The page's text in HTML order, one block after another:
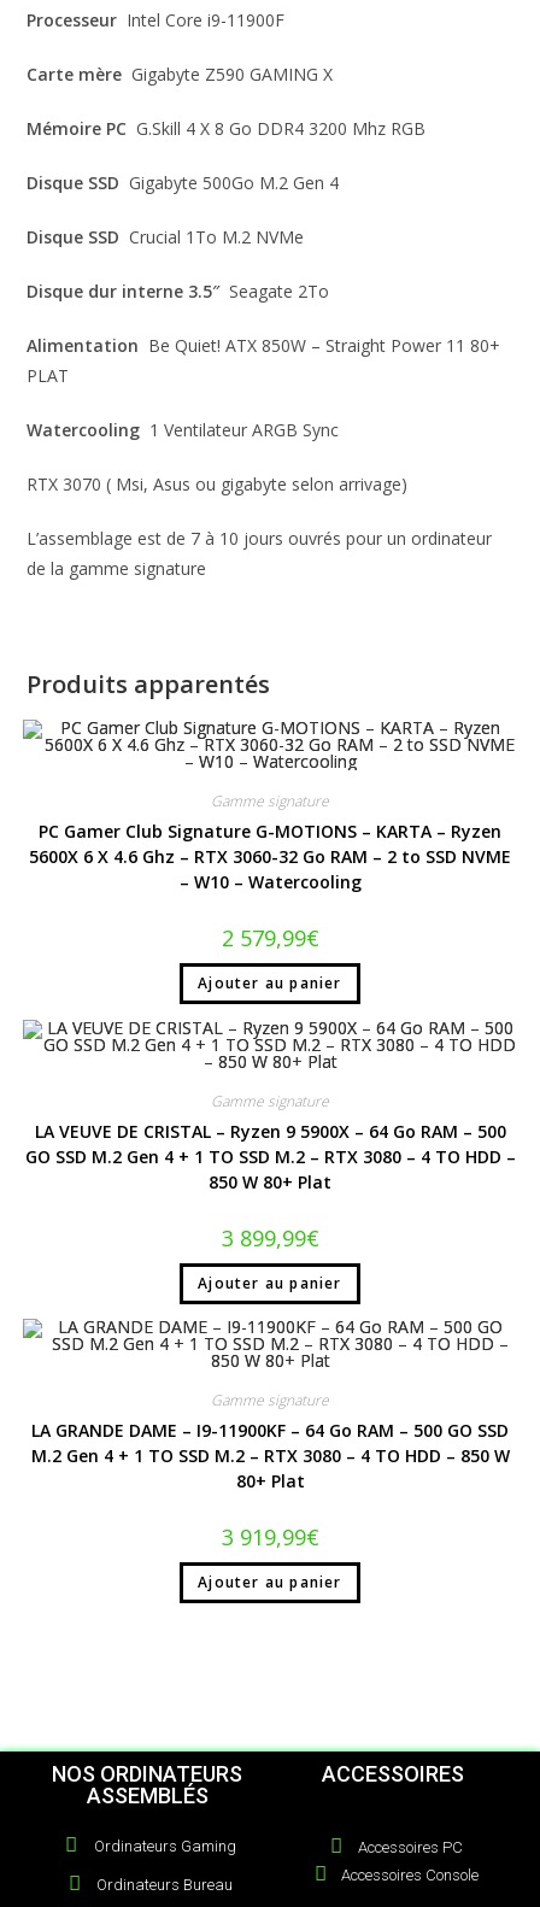
Processeur Intel Core i9-11900F
Carte mère Gigabyte Z590 GAMING X
Mémoire PC G.Skill 4 X 8 Go DDR4 3200 Mhz RGB
Disque SSD Gigabyte 500Go M.2 Gen 4
Disque SSD Crucial 1To M.2 NVMe
Disque dur interne 3.5″Seagate 2To
Alimentation Be Quiet! ATX 850W – Straight Power 11 80+
PLAT
Watercooling 1 Ventilateur ARGB Sync
RTX 3070 ( Msi, Asus ou gigabyte selon arrivage)
L’assemblage est de 7 à 10 jours ouvrés pour un ordinateur
de la gamme signature
Produits apparentés
Gamme signature
PC Gamer Club Signature G-MOTIONS – KARTA – Ryzen
5600X 6 X 4.6 Ghz – RTX 3060-32 Go RAM – 2 to SSD NVME
– W10 – Watercooling
2 579,99€
Ajouter au panier
Gamme signature
LA VEUVE DE CRISTAL – Ryzen 9 5900X – 64 Go RAM – 500
GO SSD M.2 Gen 4 + 1 TO SSD M.2 – RTX 3080 – 4 TO HDD –
850 W 80+ Plat
3 899,99€
Ajouter au panier
Gamme signature
LA GRANDE DAME – I9-11900KF – 64 Go RAM – 500 GO SSD
M.2 Gen 4 + 1 TO SSD M.2 – RTX 3080 – 4 TO HDD – 850 W
80+ Plat
3 919,99€
Ajouter au panier
NOS ORDINATEURS
ASSEMBLÉS
Ordinateurs Gaming
Ordinateurs Bureau
ACCESSOIRES
Accessoires PC
Accessoires Console